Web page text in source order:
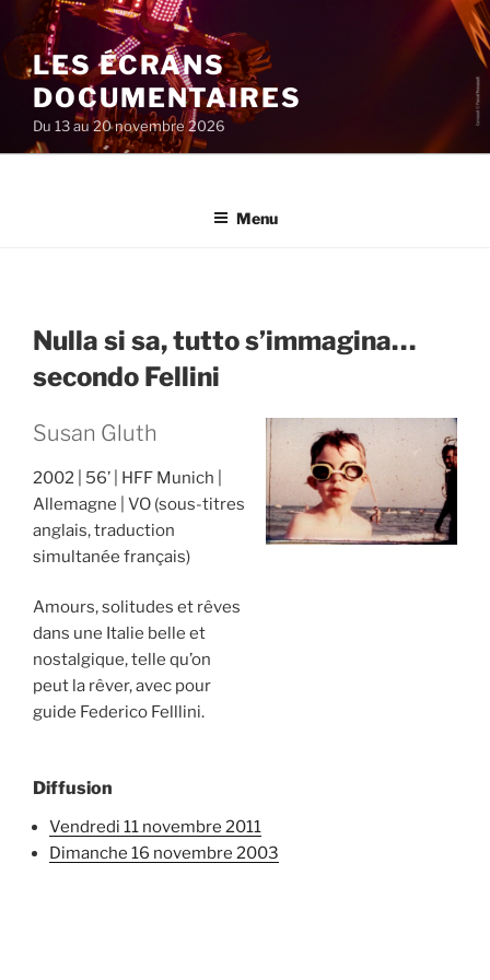
au
contenu
principal
LES ÉCRANS
DOCUMENTAIRES
Du 13 au 20 novembre 2026
Menu
Nulla si sa, tutto s’immagina…
secondo Fellini
Susan Gluth
2002 56’
HFF Munich
Allemagne
VO (sous-titres
anglais, traduction
simultanée français)
Amours, solitudes et rêves
dans une Italie belle et
nostalgique, telle qu’on
peut la rêver, avec pour
guide Federico Felllini.
Diffusion
vendredi 11 novembre 2011
dimanche 16 novembre 2003